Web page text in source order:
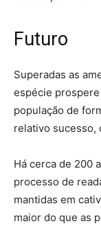
Futuro
Superadas as
espécie
população de
relativo sucesso,
Há cerca de 200
processo de
mantidas em
maior do que as